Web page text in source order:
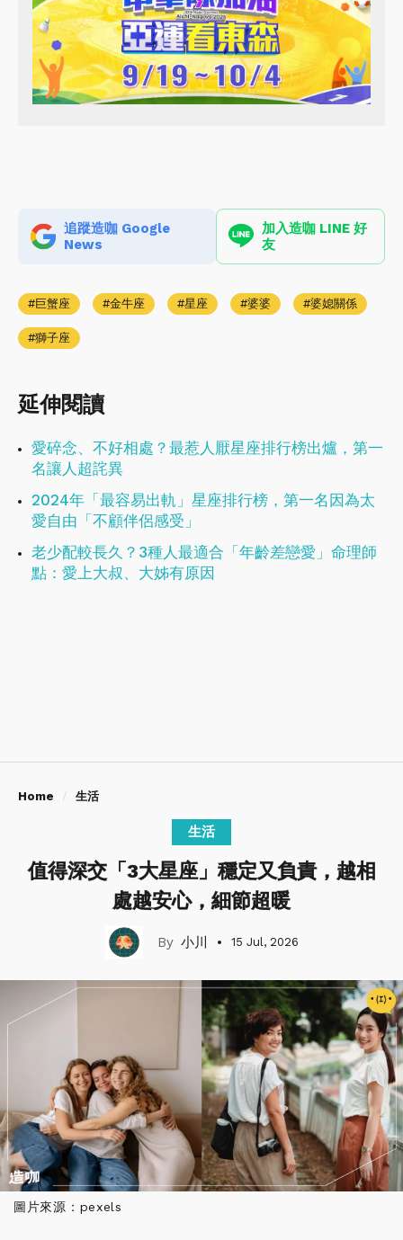
追蹤造咖 Google
News
加入造咖 LINE 好
友
巨蟹座 金牛座 星座 婆婆 婆媳關係
獅子座
延伸閱讀
愛碎念、不好相處？最惹人厭星座排行榜出爐，第一
名讓人超詫異
2024年「最容易出軌」星座排行榜，第一名因為太
愛自由「不顧伴侶感受」
老少配較長久？3種人最適合「年齡差戀愛」命理師
點：愛上大叔、大姊有原因
Home 生活
生活
值得深交「3大星座」穩定又負責，越相
處越安心，細節超暖
小川 15 Jul, 2026
圖片來源：pexels